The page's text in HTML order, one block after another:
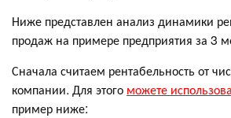
Ниже представлен анализ динамики
продаж на примере предприятия за 3
Сначала считаем рентабельность от
компании. Для этого можете
пример ниже: